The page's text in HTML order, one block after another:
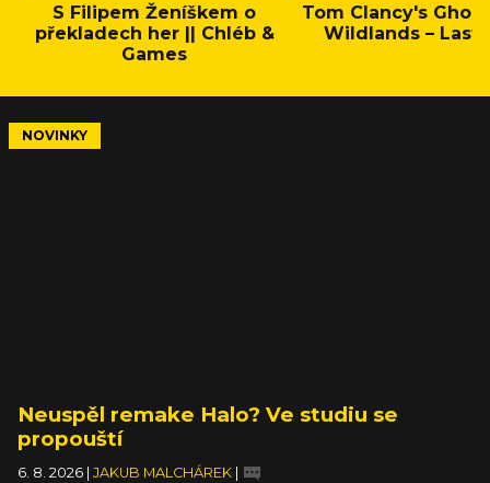
S Filipem Ženíškem o
překladech her || Chléb &
Games
Tom Clancy's
Wildlands – Last
NOVINKY
Neuspěl remake Halo? Ve studiu se
propouští
6. 8. 2026 | JAKUB MALCHÁREK |